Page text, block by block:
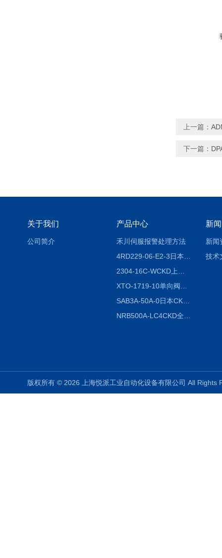
上一篇：
下一篇：
关于我们
公司简介
产品中心
禾川伺服报警处理方法
SAB3A-50A-0日本CKD全国授权代理
新
新闻
技术
版权所有 © 2026 上海悦派工业自动化设备有限公司 All